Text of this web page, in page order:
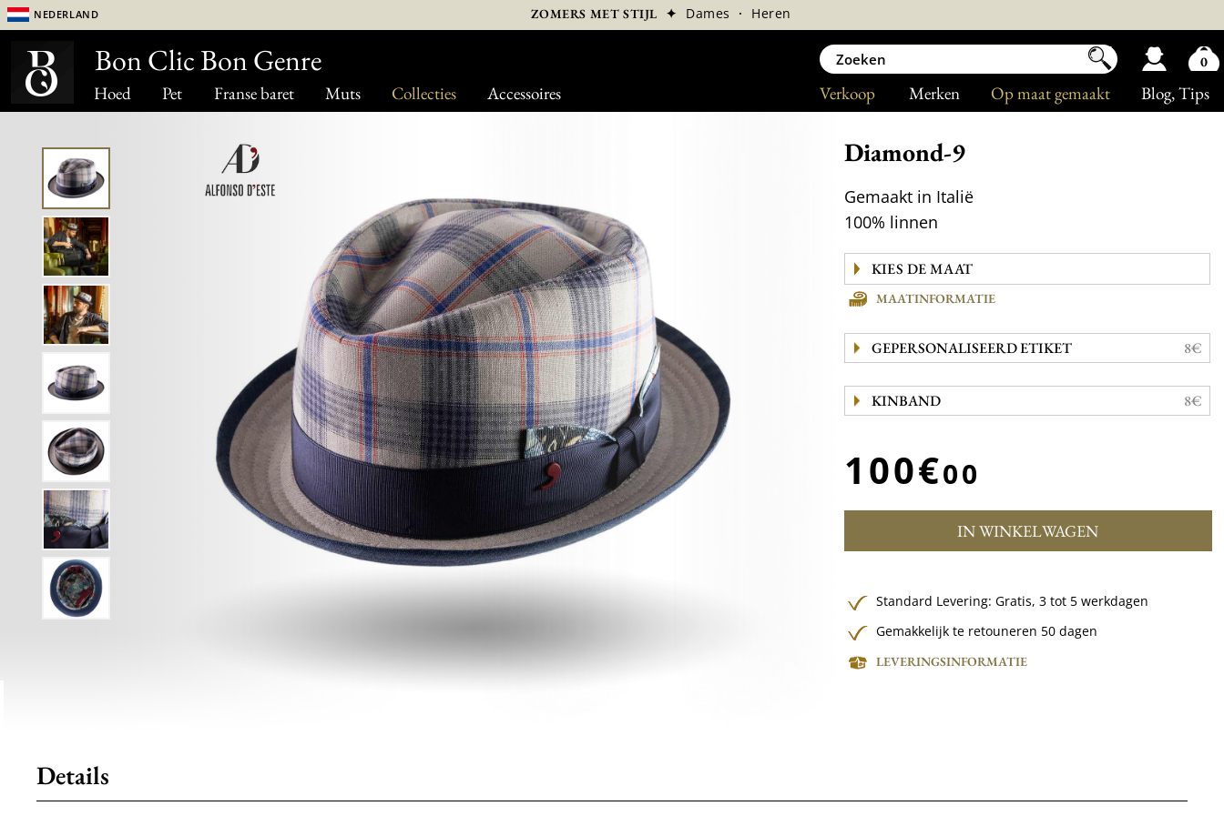
Hoed Pet Franse baret Muts Collecties Accessoires Blog, Tips
Op maat gemaakt
Merken
Verkoop
Nederland ZOMERS MET STIJL ✦ Dames · Heren
Diamond-9
Gemaakt in Italië
100% linnen
MAATINFORMATIE
GEPERSONALISEERD ETIKET 8€
KINBAND 8€
100€00
IN WINKELWAGEN
Standard Levering:Gratis,3 tot 5 werkdagen
Gemakkelijk te retouneren 50 dagen
LEVERINGSINFORMATIE
Details
Bon Clic Bon Genre 0